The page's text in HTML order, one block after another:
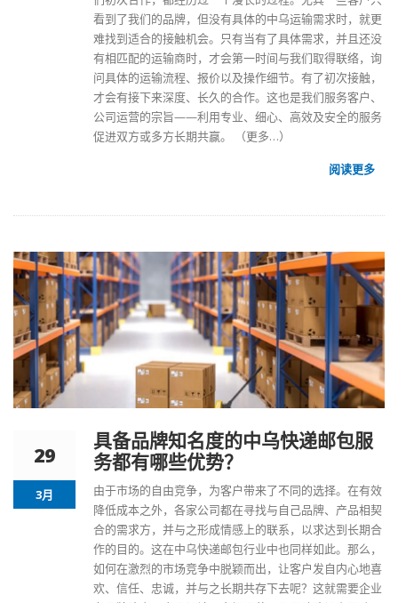
看到了我们的品牌，但没有具体的中乌运输需求时，就更
难找到适合的接触机会。只有当有了具体需求，并且还没
有相匹配的运输商时，才会第一时间与我们取得联络，询
问具体的运输流程、报价以及操作细节。有了初次接触，
才会有接下来深度、长久的合作。这也是我们服务客户、
公司运营的宗旨——利用专业、细心、高效及安全的服务
促进双方或多方长期共赢。
（更多…）
阅读更多
29
3月
具备品牌知名度的中乌快递邮包服
务都有哪些优势？
由于市场的自由竞争，为客户带来了不同的选择。在有效
降低成本之外，各家公司都在寻找与自己品牌、产品相契
合的需求方，并与之形成情感上的联系，以求达到长期合
作的目的。这在中乌快递邮包行业中也同样如此。那么，
如何在激烈的市场竞争中脱颖而出，让客户发自内心地喜
欢、信任、忠诚，并与之长期共存下去呢？这就需要企业